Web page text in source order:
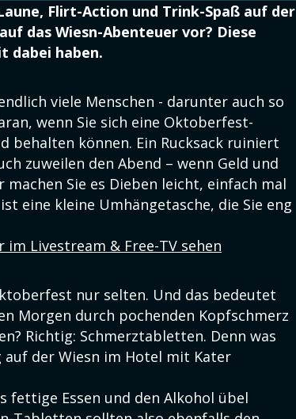
Flirt-Action und Trink-Spaß auf der
das Wiesn-Abenteuer vor? Diese
dabei haben.
viele Menschen - darunter auch so
wenn Sie sich eine Oktoberfest-
behalten können. Ein Rucksack ruiniert
zuweilen den Abend – wenn Geld und
Sie es Dieben leicht, einfach mal
eine kleine Umhängetasche, die Sie eng
Livestream & Free-TV sehen
nur selten. Und das bedeutet
Morgen durch pochenden Kopfschmerz
Richtig: Schmerztabletten. Denn was
der Wiesn im Hotel mit Kater
fettige Essen und den Alkohol übel